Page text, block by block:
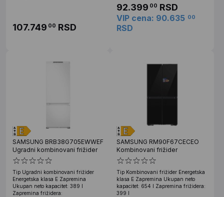
107.749 00 RSD
92.399 00 RSD
VIP cena: 90.635 00
RSD
SAMSUNG BRB38G705EWWEF
Ugradni kombinovani frižider
Tip Ugradni kombinovani frižider
Energetska klasa E Zapremina
Ukupan neto kapacitet: 389 l
Zapremina frižidera:
SAMSUNG RM90F67CECEO
Kombinovani frižider
Tip Kombinovani frižider Energetska
klasa E Zapremina Ukupan neto
kapacitet: 654 l Zapremina frižidera:
399 l